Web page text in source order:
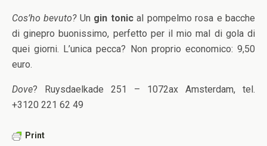
Cos’ho bevuto? Un gin tonical pompelmo rosa e bacche
di ginepro buonissimo, perfetto per il mio mal di gola di
quei giorni. L’unica pecca? Non proprio economico: 9,50
euro.
Dove? Ruysdaelkade 251 – 1072ax Amsterdam, tel.
+3120 221 62 49
Print